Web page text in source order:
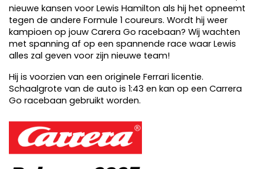
nieuwe kansen voor Lewis Hamilton als hij het opneemt
tegen de andere Formule 1 coureurs. Wordt hij weer
kampioen op jouw Carera Go racebaan? Wij wachten
met spanning af op een spannende race waar Lewis
alles zal geven voor zijn nieuwe team!
Hij is voorzien van een originele Ferrari licentie.
Schaalgrote van de auto is 1:43 en kan op een Carrera
Go racebaan gebruikt worden.